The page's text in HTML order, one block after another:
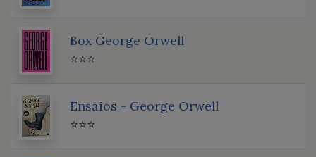
Box George Orwell
⭐⭐⭐
Ensaios - George Orwell
⭐⭐⭐